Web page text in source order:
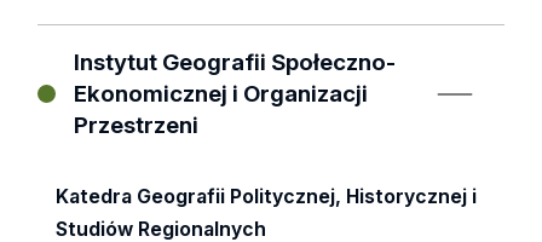
Instytut Geografii Społeczno-
Ekonomicznej i Organizacji
Przestrzeni
Katedra Geografii Politycznej, Historycznej i
Studiów Regionalnych